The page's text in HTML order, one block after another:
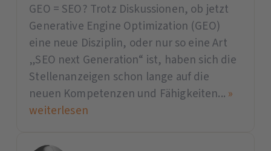
GEO = SEO? Trotz Diskussionen, ob jetzt
Generative Engine Optimization (GEO)
eine neue Disziplin, oder nur so eine Art
„SEO next Generation“ ist, haben sich die
Stellenanzeigen schon lange auf die
neuen Kompetenzen und Fähigkeiten... »
weiterlesen